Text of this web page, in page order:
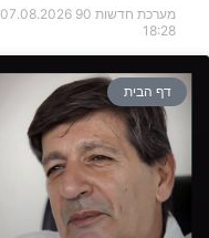
מערכת חדשות 90
07.08.2026
18:28
דף הבית